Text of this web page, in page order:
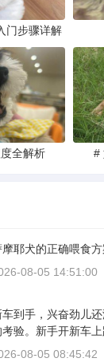
门步骤详解
全解析 #
摩耶犬的正确喂食方
08-05 14:51:00
车到手，兴奋劲儿
考验。新手开新车
，而是对车况和路
08-05 08:45:42